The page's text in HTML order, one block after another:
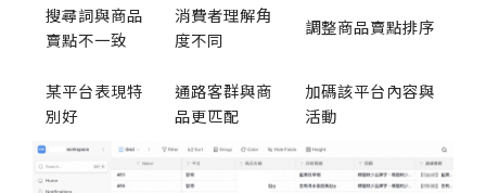
搜尋詞與商品
賣點不一致
消費者理解角
度不同
調整商品賣點排序
某平台表現特
別好
通路客群與商
品更匹配
加碼該平台內容與
活動